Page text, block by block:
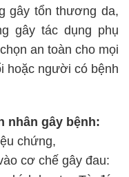
gây tổn thương da,
gây tác dụng phụ
an toàn cho mọi
hoặc người có bệnh
nhân gây bệnh:
chứng,
cơ chế gây đau: